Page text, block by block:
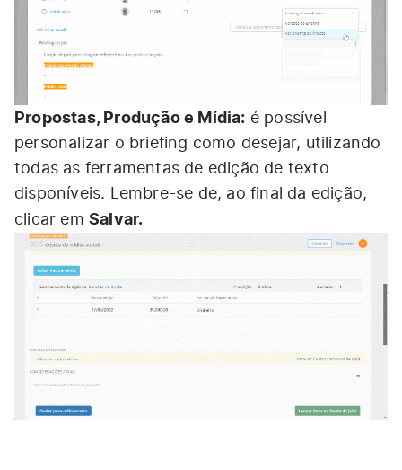
Propostas, Produção e Mídia: é possível
personalizar o briefing como desejar, utilizando
todas as ferramentas de edição de texto
disponíveis. Lembre-se de, ao final da edição,
clicar em Salvar.